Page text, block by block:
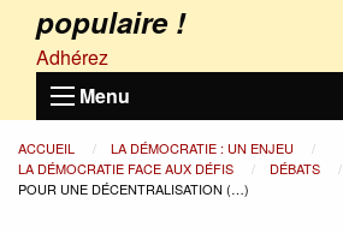
populaire !
Adhérez
Menu
ACCUEIL
LA DÉMOCRATIE : UN ENJEU
LA DÉMOCRATIE FACE AUX DÉFIS
DÉBATS
POUR UNE DÉCENTRALISATION (…)